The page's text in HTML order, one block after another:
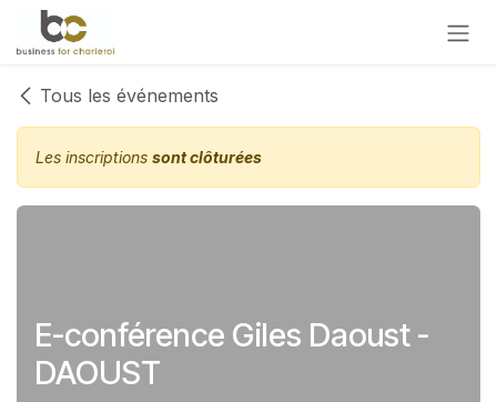
Se rendre au contenu
Tous les événements
Les inscriptions sont clôturées
E-conférence Giles Daoust -
DAOUST